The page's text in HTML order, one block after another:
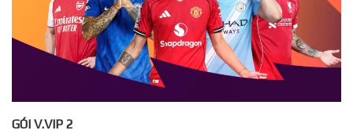
GÓI V.VIP 2